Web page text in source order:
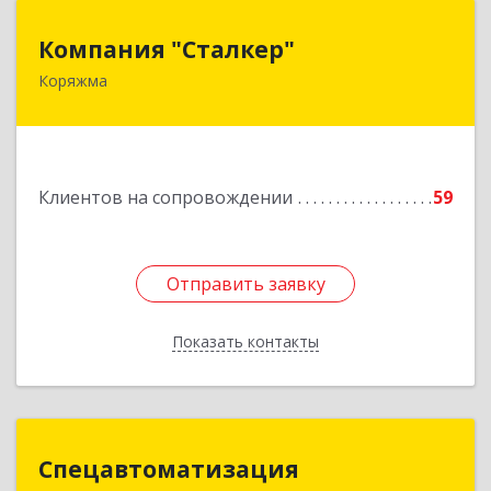
Компания "Сталкер"
Коряжма
Клиентов на сопровождении 59
Отправить заявку
Показать контакты
Отправить заявку
Назад
Спецавтоматизация